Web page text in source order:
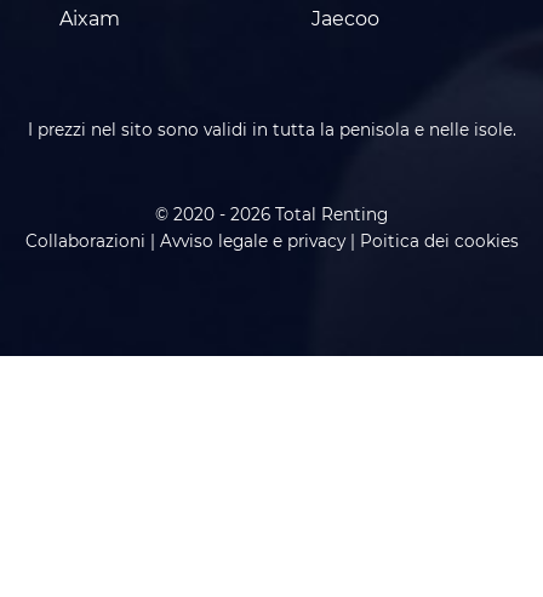
Aixam
Jaecoo
I prezzi nel sito sono validi in tutta la penisola e nelle isole.
© 2020 - 2026 Total Renting
Collaborazioni
Avviso legale e privacy| Poitica dei cookies